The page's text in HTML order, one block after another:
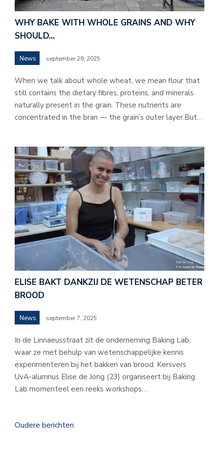
WHY BAKE WITH WHOLE GRAINS AND WHY
SHOULD…
News september 29, 2025
When we talk about whole wheat, we mean flour that
still contains the dietary fibres, proteins, and minerals
naturally present in the grain. These nutrients are
concentrated in the bran — the grain’s outer layer.But…
ELISE BAKT DANKZIJ DE WETENSCHAP BETER
BROOD
News september 7, 2025
In de Linnaeusstraat zit de onderneming Baking Lab,
waar ze met behulp van wetenschappelijke kennis
experimenteren bij het bakken van brood. Kersvers
UvA-alumnus Elise de Jong (23) organiseert bij Baking
Lab momenteel een reeks workshops…
Oudere berichten